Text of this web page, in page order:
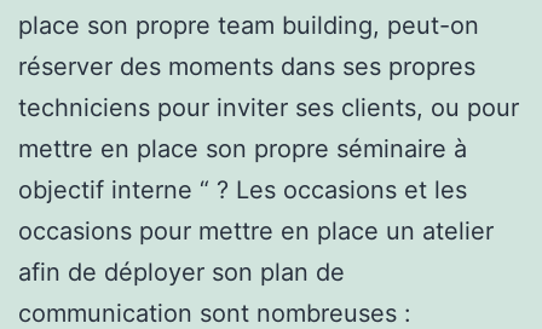
place son propre team building, peut-on
réserver des moments dans ses propres
techniciens pour inviter ses clients, ou pour
mettre en place son propre séminaire à
objectif interne “ ? Les occasions et les
occasions pour mettre en place un atelier
afin de déployer son plan de
communication sont nombreuses :